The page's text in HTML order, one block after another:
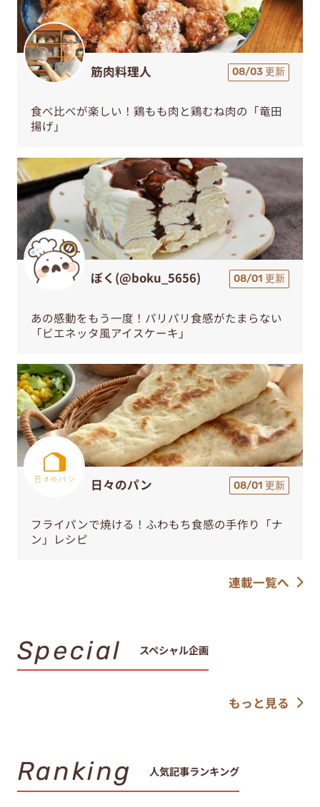
筋肉料理人 08/03 更新
食べ比べが楽しい！鶏もも肉と鶏むね肉の「竜田
揚げ」
ぼく(@boku_5656) 08/01 更新
あの感動をもう一度！パリパリ食感がたまらない
「ビエネッタ風アイスケーキ」
日々のパン 08/01 更新
フライパンで焼ける！ふわもち食感の手作り「ナ
ン」レシピ
連載一覧へ
Special スペシャル企画
もっと見る
Ranking 人気記事ランキング